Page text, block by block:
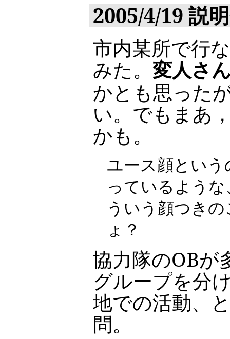
2005/4/19 説
市内某所で行
みた。 変人さ
かとも思った
い。でもまあ
かも。
ユース顔とい
っているよう
ういう顔つき
ょ？
協力隊のOBが
グループを分
地での活動、
問。